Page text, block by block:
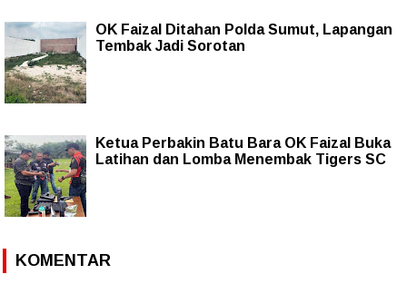
OK Faizal Ditahan Polda Sumut, Lapangan
Tembak Jadi Sorotan
Ketua Perbakin Batu Bara OK Faizal Buka
Latihan dan Lomba Menembak Tigers SC
KOMENTAR